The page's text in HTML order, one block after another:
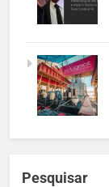
Pesquisar